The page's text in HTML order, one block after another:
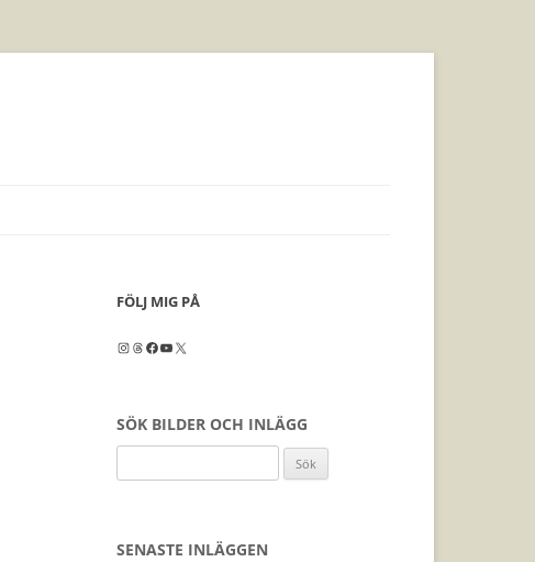
FÖLJ MIG PÅ
Instagram
Threads
Facebook
YouTube
X
SÖK BILDER OCH INLÄGG
efter:
SENASTE INLÄGGEN